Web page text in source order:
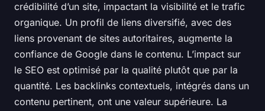
crédibilité d’un site, impactant la visibilité et le trafic
organique. Un profil de liens diversifié, avec des
liens provenant de sites autoritaires, augmente la
confiance de Google dans le contenu. L’impact sur
le SEO est optimisé par la qualité plutôt que par la
quantité. Les backlinks contextuels, intégrés dans un
contenu pertinent, ont une valeur supérieure. La